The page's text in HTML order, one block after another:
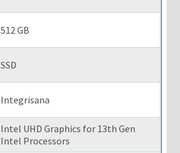
512 GB
SSD
Integrisana
Intel UHD Graphics for 13th Gen
Intel Processors